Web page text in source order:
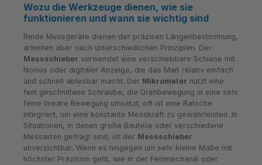
Wozu die Werkzeuge dienen, wie sie
funktionieren und wann sie wichtig sind
Beide Messgeräte dienen der präzisen Längenbestimmung,
arbeiten aber nach unterschiedlichen Prinzipien. Der
Messschieber verwendet eine verschiebbare Schiene mit
Nonius oder digitaler Anzeige, die das Maß relativ einfach
und schnell ablesbar macht. Der Mikrometer nutzt eine
fein geschnittene Schraube, die Drehbewegung in eine sehr
feine lineare Bewegung umsetzt; oft ist eine Ratsche
integriert, um eine konstante Messkraft zu gewährleisten. In
Situationen, in denen große Bauteile oder verschiedene
Messarten gefragt sind, ist der Messschieber
unverzichtbar. Wenn es hingegen um sehr kleine Maße mit
höchster Präzision geht, wie in der Feinmechanik oder